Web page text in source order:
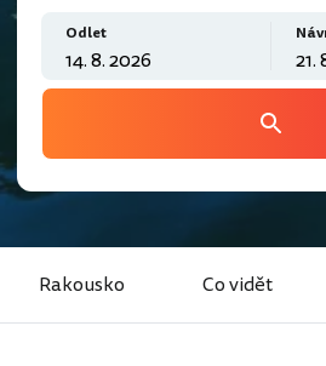
Odlet
Rakousko Co vidět